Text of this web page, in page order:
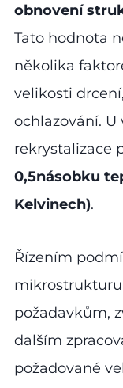
obnovení
Tato hodnota
několika
velikosti
ochlazování.
rekrystalizace
0,5násobku
Kelvinech).
Řízením
požadavkům,
dalším
požadované